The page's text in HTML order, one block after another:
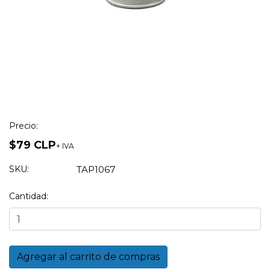
Precio:
$79 CLP+ IVA
SKU: TAP1067
Cantidad: